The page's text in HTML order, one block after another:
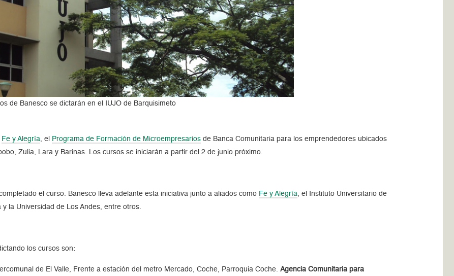
de Banesco se dictarán en el IUJO de Barquisimeto
Fe y Alegría , el Programa de Formación de Microempresarios de Banca Comunitaria para los emprendedores ubicados
Zulia, Lara y Barinas. Los cursos se iniciarán a partir del 2 de junio próximo.
el curso. Banesco lleva adelante esta iniciativa junto a aliados como Fe y Alegría , el Instituto Universitario de
la Universidad de Los Andes, entre otros.
los cursos son:
de El Valle, Frente a estación del metro Mercado, Coche, Parroquia Coche.Agencia Comunitaria para